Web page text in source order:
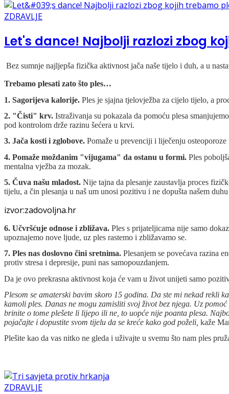
ZDRAVLJE
Let's dance! Najbolji razlozi zbog
Bez sumnje najljepša fizička aktivnost jača naše tijelo i duh, a u
Trebamo plesati zato što ples…
1. Sagorijeva kalorije. Ples je sjajna tjelovježba za cijelo tijelo, a
2. "Čisti" krv. Istraživanja su pokazala da pomoću plesa
pod kontrolom drže razinu šećera u krvi.
3. Jača kosti i zglobove. Pomaže u prevenciji i liječenju
4. Pomaže moždanim "vijugama" da ostanu u formi. Ples
mentalna vježba za mozak.
5. Čuva našu mladost. Nije tajna da plesanje zaustavlja proces
tijelu, a čin plesanja u naš um unosi pozitivu i ne dopušta našem
izvor:zadovoljna.hr
6. Učvršćuje odnose i zbližava. Ples s prijateljicama nije samo
upoznajemo nove ljude, uz ples rastemo i zbližavamo se.
7. Ples nas doslovno čini sretnima. Plesanjem se povećava razina
protiv stresa i depresije, puni nas samopouzdanjem.
Da je ovo prekrasna aktivnost koja će vam u život unijeti samo
Plesom se amaterski bavim skoro 15 godina. Da ste mi nekad rekli
kamoli ples. Danas ne mogu zamisliti svoj život bez njega. Uz
brinite o tome plešete li lijepo ili ne, to uopće nije poanta plesa.
pojačajte i dopustite svom tijelu da se kreće kako god poželi, kaže
Plešite kao da vas nitko ne gleda i uživajte u svemu što nam ples
ZDRAVLJE